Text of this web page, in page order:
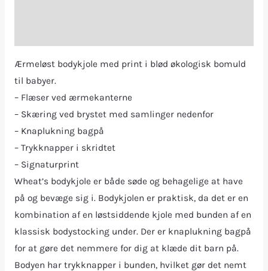
Ærmeløst bodykjole med print i blød økologisk bomuld
til babyer.
– Flæser ved ærmekanterne
– Skæring ved brystet med samlinger nedenfor
– Knaplukning bagpå
– Trykknapper i skridtet
– Signaturprint
Wheat’s bodykjole er både søde og behagelige at have
på og bevæge sig i. Bodykjolen er praktisk, da det er en
kombination af en løstsiddende kjole med bunden af en
klassisk bodystocking under. Der er knaplukning bagpå
for at gøre det nemmere for dig at klæde dit barn på.
Bodyen har trykknapper i bunden, hvilket gør det nemt